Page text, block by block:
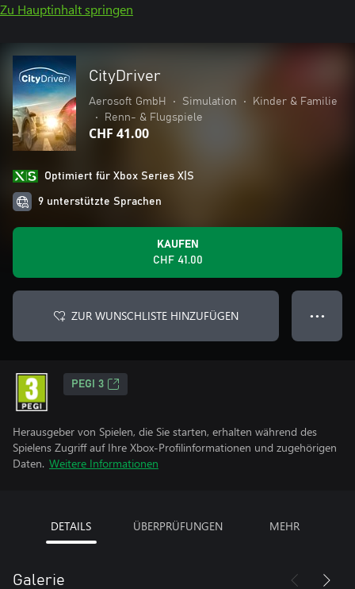
Zu Hauptinhalt springen
CityDriver
Aerosoft GmbH • Simulation •
Kinder & Familie
•
Renn- & Flugspiele
CHF 41.00
Optimiert für Xbox Series X|S
9 unterstützte Sprachen
KAUFEN
CHF 41.00
ZUR WUNSCHLISTE HINZUFÜGEN ● ● ●
PEGI 3
Herausgeber von Spielen, die Sie starten, erhalten während des
Spielens Zugriff auf Ihre Xbox-Profilinformationen und zugehörigen
Daten. Weitere Informationen
DETAILS ÜBERPRÜFUNGEN MEHR
Galerie